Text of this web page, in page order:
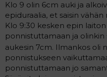
Klo 9 olin 6cm auki ja
epiduraalia, et saisin
Klo 9:30 kesken epin
ponnistuttamaan ja olinkin
aukesin 7cm. Ilmankos oli
ponnistukseen
ponnistuttamaan jo